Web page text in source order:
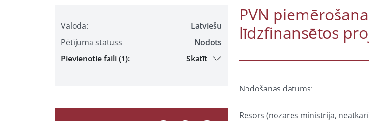
Valoda:
Latviešu
Pētījuma statuss:
Nodots
Pievienotie faili (1):
Skatīt
PVN
līdzfinansētos
Nodošanas datums:
Resors (nozares ministrija,